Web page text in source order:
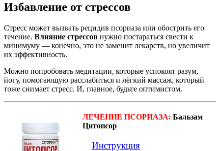
Избавление от стрессов
Стресс может вызвать рецидив псориаза или обострить его
течение. Влияние стрессов нужно постараться свести к
минимуму — конечно, это не заменит лекарств, но увеличит
их эффективность.
Можно попробовать медитации, которые успокоят разум,
йогу, помогающую расслабиться и лёгкий массаж, который
тоже снимает стресс. И, главное, будьте оптимистом.
ЛЕЧЕНИЕ ПСОРИАЗА: Бальзам
Цитопсор
Инструкция